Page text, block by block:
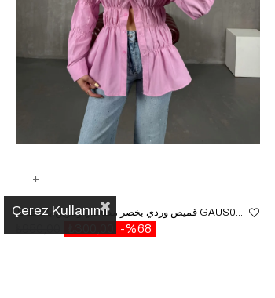
%68
Çerez Kullanımı